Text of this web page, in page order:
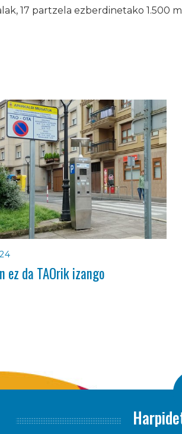
17 partzela ezberdinetako 1.500
ez da TAOrik izango